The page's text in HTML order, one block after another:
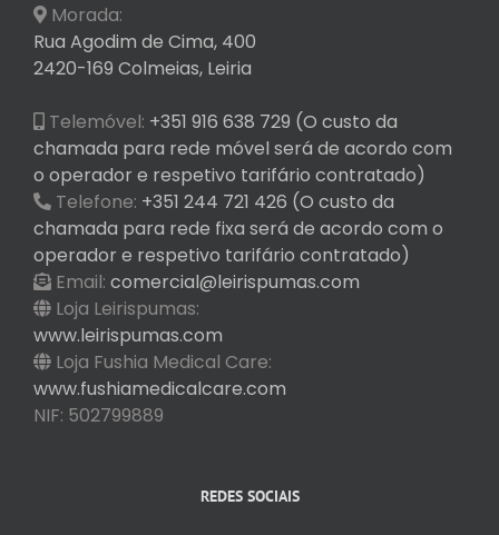
Morada:
Rua Agodim de Cima, 400
2420-169 Colmeias, Leiria
Telemóvel: +351 916 638 729 (O custo da
chamada para rede móvel será de acordo com
o operador e respetivo tarifário contratado)
Telefone: +351 244 721 426 (O custo da
chamada para rede fixa será de acordo com o
operador e respetivo tarifário contratado)
Email: comercial@leirispumas.com
Loja Leirispumas:
www.leirispumas.com
Loja Fushia Medical Care:
www.fushiamedicalcare.com
NIF: 502799889
REDES SOCIAIS